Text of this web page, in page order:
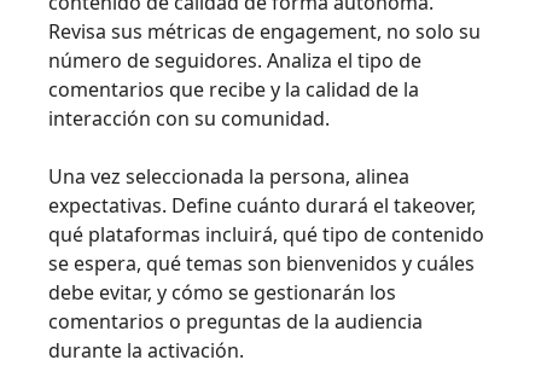
Revisa sus métricas de engagement, no solo su
número de seguidores. Analiza el tipo de
comentarios que recibe y la calidad de la
interacción con su comunidad.
Una vez seleccionada la persona, alinea
expectativas. Define cuánto durará el takeover,
qué plataformas incluirá, qué tipo de contenido
se espera, qué temas son bienvenidos y cuáles
debe evitar, y cómo se gestionarán los
comentarios o preguntas de la audiencia
durante la activación.